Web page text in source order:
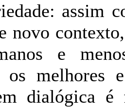
assim
novo
e
os
dialógica